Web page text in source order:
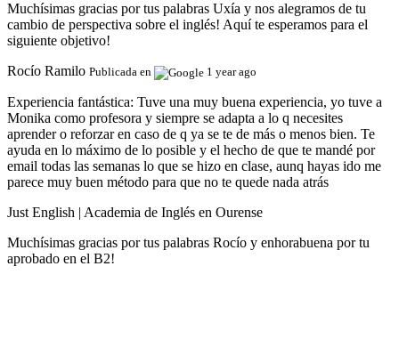
Muchísimas gracias por tus palabras Uxía y nos alegramos de tu
cambio de perspectiva sobre el inglés! Aquí te esperamos para el
siguiente objetivo!
Rocío Ramilo Publicada en 1 year ago
Experiencia fantástica: Tuve una muy buena experiencia, yo tuve a
Monika como profesora y siempre se adapta a lo q necesites
aprender o reforzar en caso de q ya se te de más o menos bien. Te
ayuda en lo máximo de lo posible y el hecho de que te mandé por
email todas las semanas lo que se hizo en clase, aunq hayas ido me
parece muy buen método para que no te quede nada atrás
Just English | Academia de Inglés en Ourense
Muchísimas gracias por tus palabras Rocío y enhorabuena por tu
aprobado en el B2!